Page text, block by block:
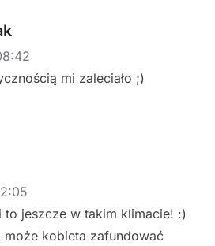
mi zaleciało ;)
to jeszcze w takim klimacie! :)
może kobieta zafundować